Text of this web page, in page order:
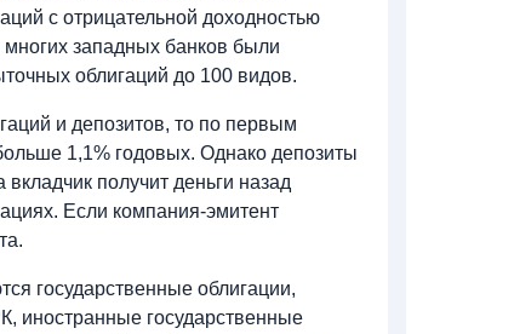
с отрицательной доходностью
западных банков были
облигаций до 100 видов.
и депозитов, то по первым
1,1% годовых. Однако депозиты
получит деньги назад
Если компания-эмитент
государственные облигации,
государственные